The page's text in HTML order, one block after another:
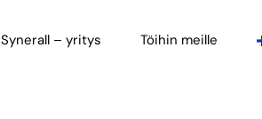
Synerall – yritys Töihin meille